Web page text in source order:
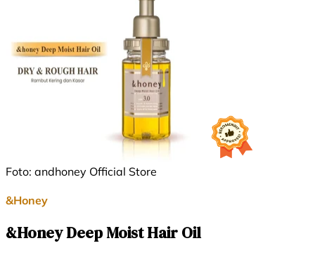
Foto: andhoney Official Store
&Honey
&Honey Deep Moist Hair Oil